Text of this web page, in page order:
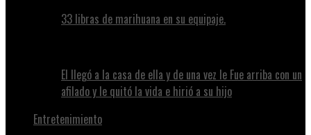
33 libras de marihuana en su equipaje.
El llegó a la casa de ella y de una vez le Fue arriba con un
afilado y le quitó la vida e hirió a su hijo
Entretenimiento